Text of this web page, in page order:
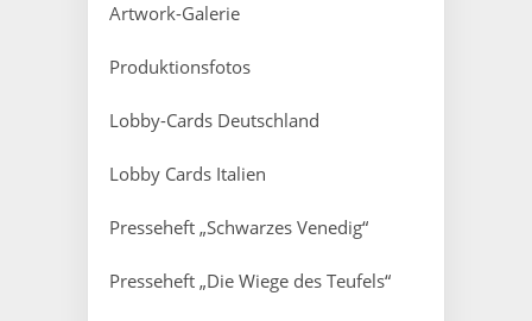
Artwork-Galerie
Produktionsfotos
Lobby-Cards Deutschland
Lobby Cards Italien
Presseheft „Schwarzes Venedig“
Presseheft „Die Wiege des Teufels“